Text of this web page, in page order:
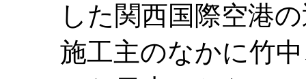
した関西国際空港
施工主のなかに竹